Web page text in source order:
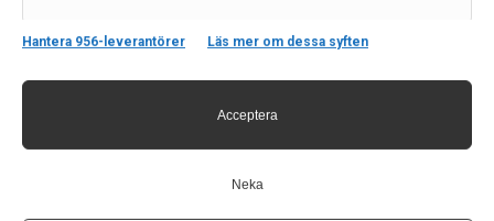
Hantera 956-leverantörer Läs mer om dessa syften
Acceptera
Neka
Utgåvor